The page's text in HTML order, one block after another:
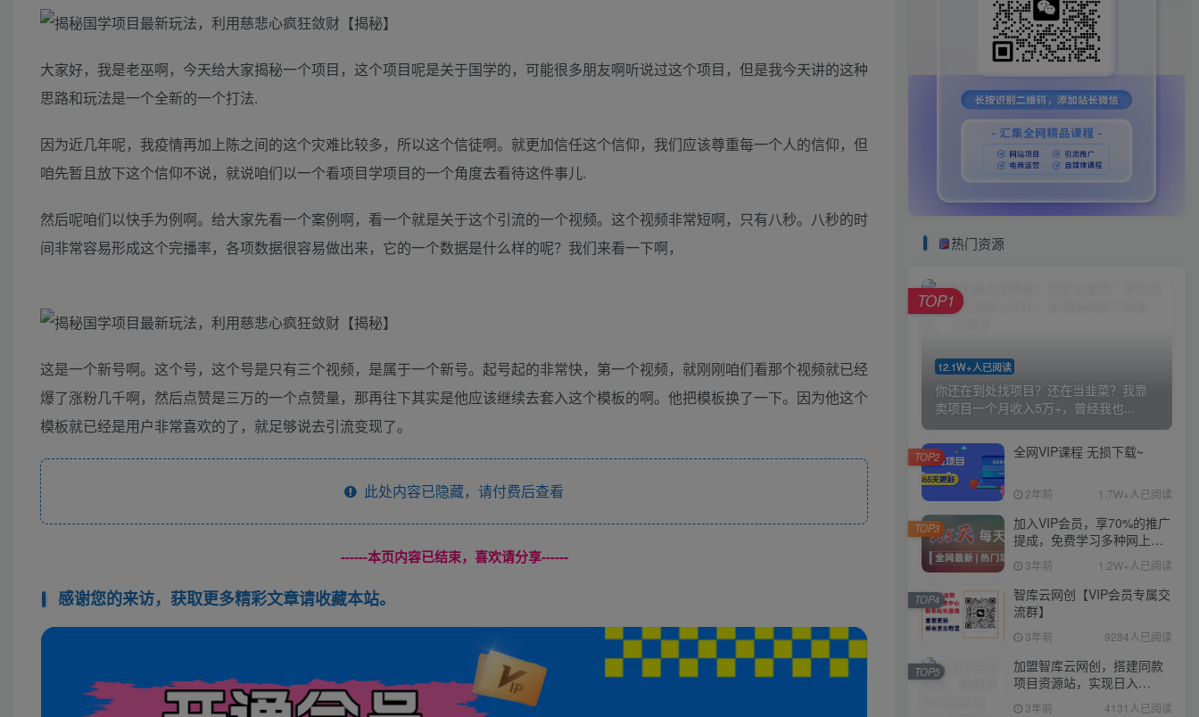
大家好，我是老巫啊，今天给大家揭秘一个项目，这个项目呢是关于国学的，可能很多朋友啊听说过这个项目，但是我今天讲的这种
思路和玩法是一个全新的一个打法.
因为近几年呢，我疫情再加上陈之间的这个灾难比较多，所以这个信徒啊。就更加信任这个信仰，我们应该尊重每一个人的信仰，但
咱先暂且放下这个信仰不说，就说咱们以一个看项目学项目的一个角度去看待这件事儿.
然后呢咱们以快手为例啊。给大家先看一个案例啊，看一个就是关于这个引流的一个视频。这个视频非常短啊，只有八秒。八秒的时
间非常容易形成这个完播率，各项数据很容易做出来，它的一个数据是什么样的呢？我们来看一下啊，
这是一个新号啊。这个号，这个号是只有三个视频，是属于一个新号。起号起的非常快，第一个视频，就刚刚咱们看那个视频就已经
爆了涨粉几千啊，然后点赞是三万的一个点赞量，那再往下其实是他应该继续去套入这个模板的啊。他把模板换了一下。因为他这个
模板就已经是用户非常喜欢的了，就足够说去引流变现了。
此处内容已隐藏，请付费后查看
------本页内容已结束，喜欢请分享------
感谢您的来访，获取更多精彩文章请收藏本站。
热门资源
12.1W+人已阅读
你还在到处找项目？还在当韭菜？我靠
卖项目一个月收入5万+，曾经我也...
TOP1
全网VIP课程 无损下载~
2年前 1.7W+人已阅读
TOP2
加入VIP会员，享70%的推广
提成，免费学习多种网上创
业课程，菜鸟秒变大神！
3年前 1.2W+人已阅读
TOP3
智库云网创【VIP会员专属交
流群】
3年前 9284人已阅读
TOP4
加盟智库云网创，搭建同款
项目资源站，实现日入
2000+
3年前 4131人已阅读
TOP5